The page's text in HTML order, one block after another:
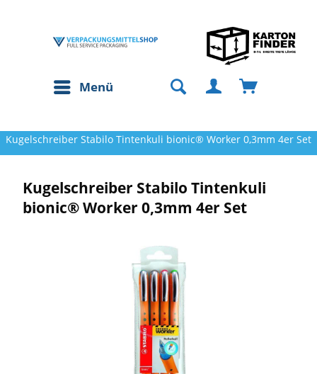
Menü
Kugelschreiber Stabilo Tintenkuli bionic® Worker 0,3mm 4er Set
Kugelschreiber Stabilo Tintenkuli
bionic® Worker 0,3mm 4er Set